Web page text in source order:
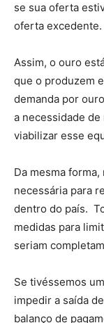
se sua oferta
oferta excedente.
Assim, o ouro
que o produzem
demanda por
a necessidade
viabilizar esse
Da mesma
necessária para
dentro do país.
medidas para
seriam
Se tivéssemos
impedir a saída
balanço de